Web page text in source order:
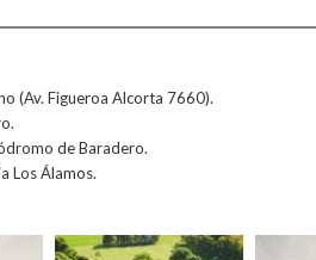
(Av. Figueroa Alcorta 7660).
de Baradero.
Los Álamos.